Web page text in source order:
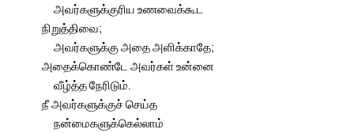
அவர்களுக்குரிய உணவைக்கூட
நிறுத்திவை;
அவர்களுக்கு அதை அளிக்காதே;
அதைக்கொண்டே அவர்கள் உன்னை
வீழ்த்த நேரிடும்.
நீ அவர்களுக்குச் செய்த
நன்மைகளுக்கெல்லாம்